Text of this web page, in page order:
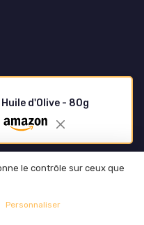
d'Olive - 80g
vous devez savoir
: quelle est la meilleure
le contrôle sur ceux que
Personnaliser